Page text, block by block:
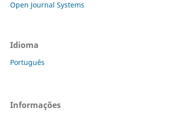
Open Journal Systems
Idioma
Português
Informações